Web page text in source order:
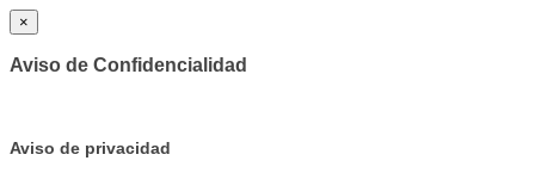
×
Aviso de Confidencialidad
Aviso de privacidad